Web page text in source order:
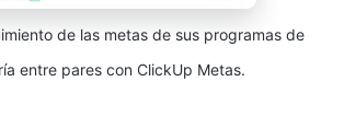
de las metas de sus programas de
entre pares con ClickUp Metas.